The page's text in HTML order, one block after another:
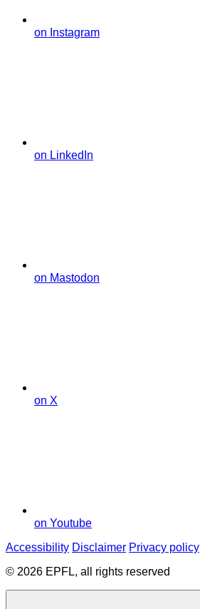
on Instagram
on LinkedIn
on Mastodon
on X
on Youtube
Accessibility Disclaimer Privacy policy
© 2026 EPFL, all rights reserved